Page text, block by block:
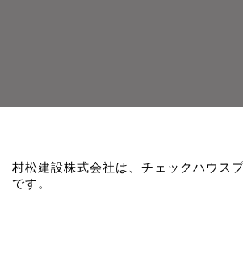
村松建設株式会社は、チェックハウス
です。